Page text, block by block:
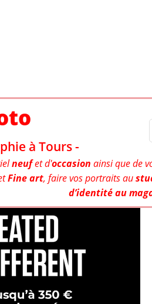
à Tours -
neuf et d'occasion ainsi que de
Fine art, faire vos portraits au
d’identité au